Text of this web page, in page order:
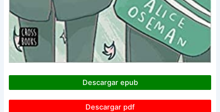
Descargar epub
Descargar pdf